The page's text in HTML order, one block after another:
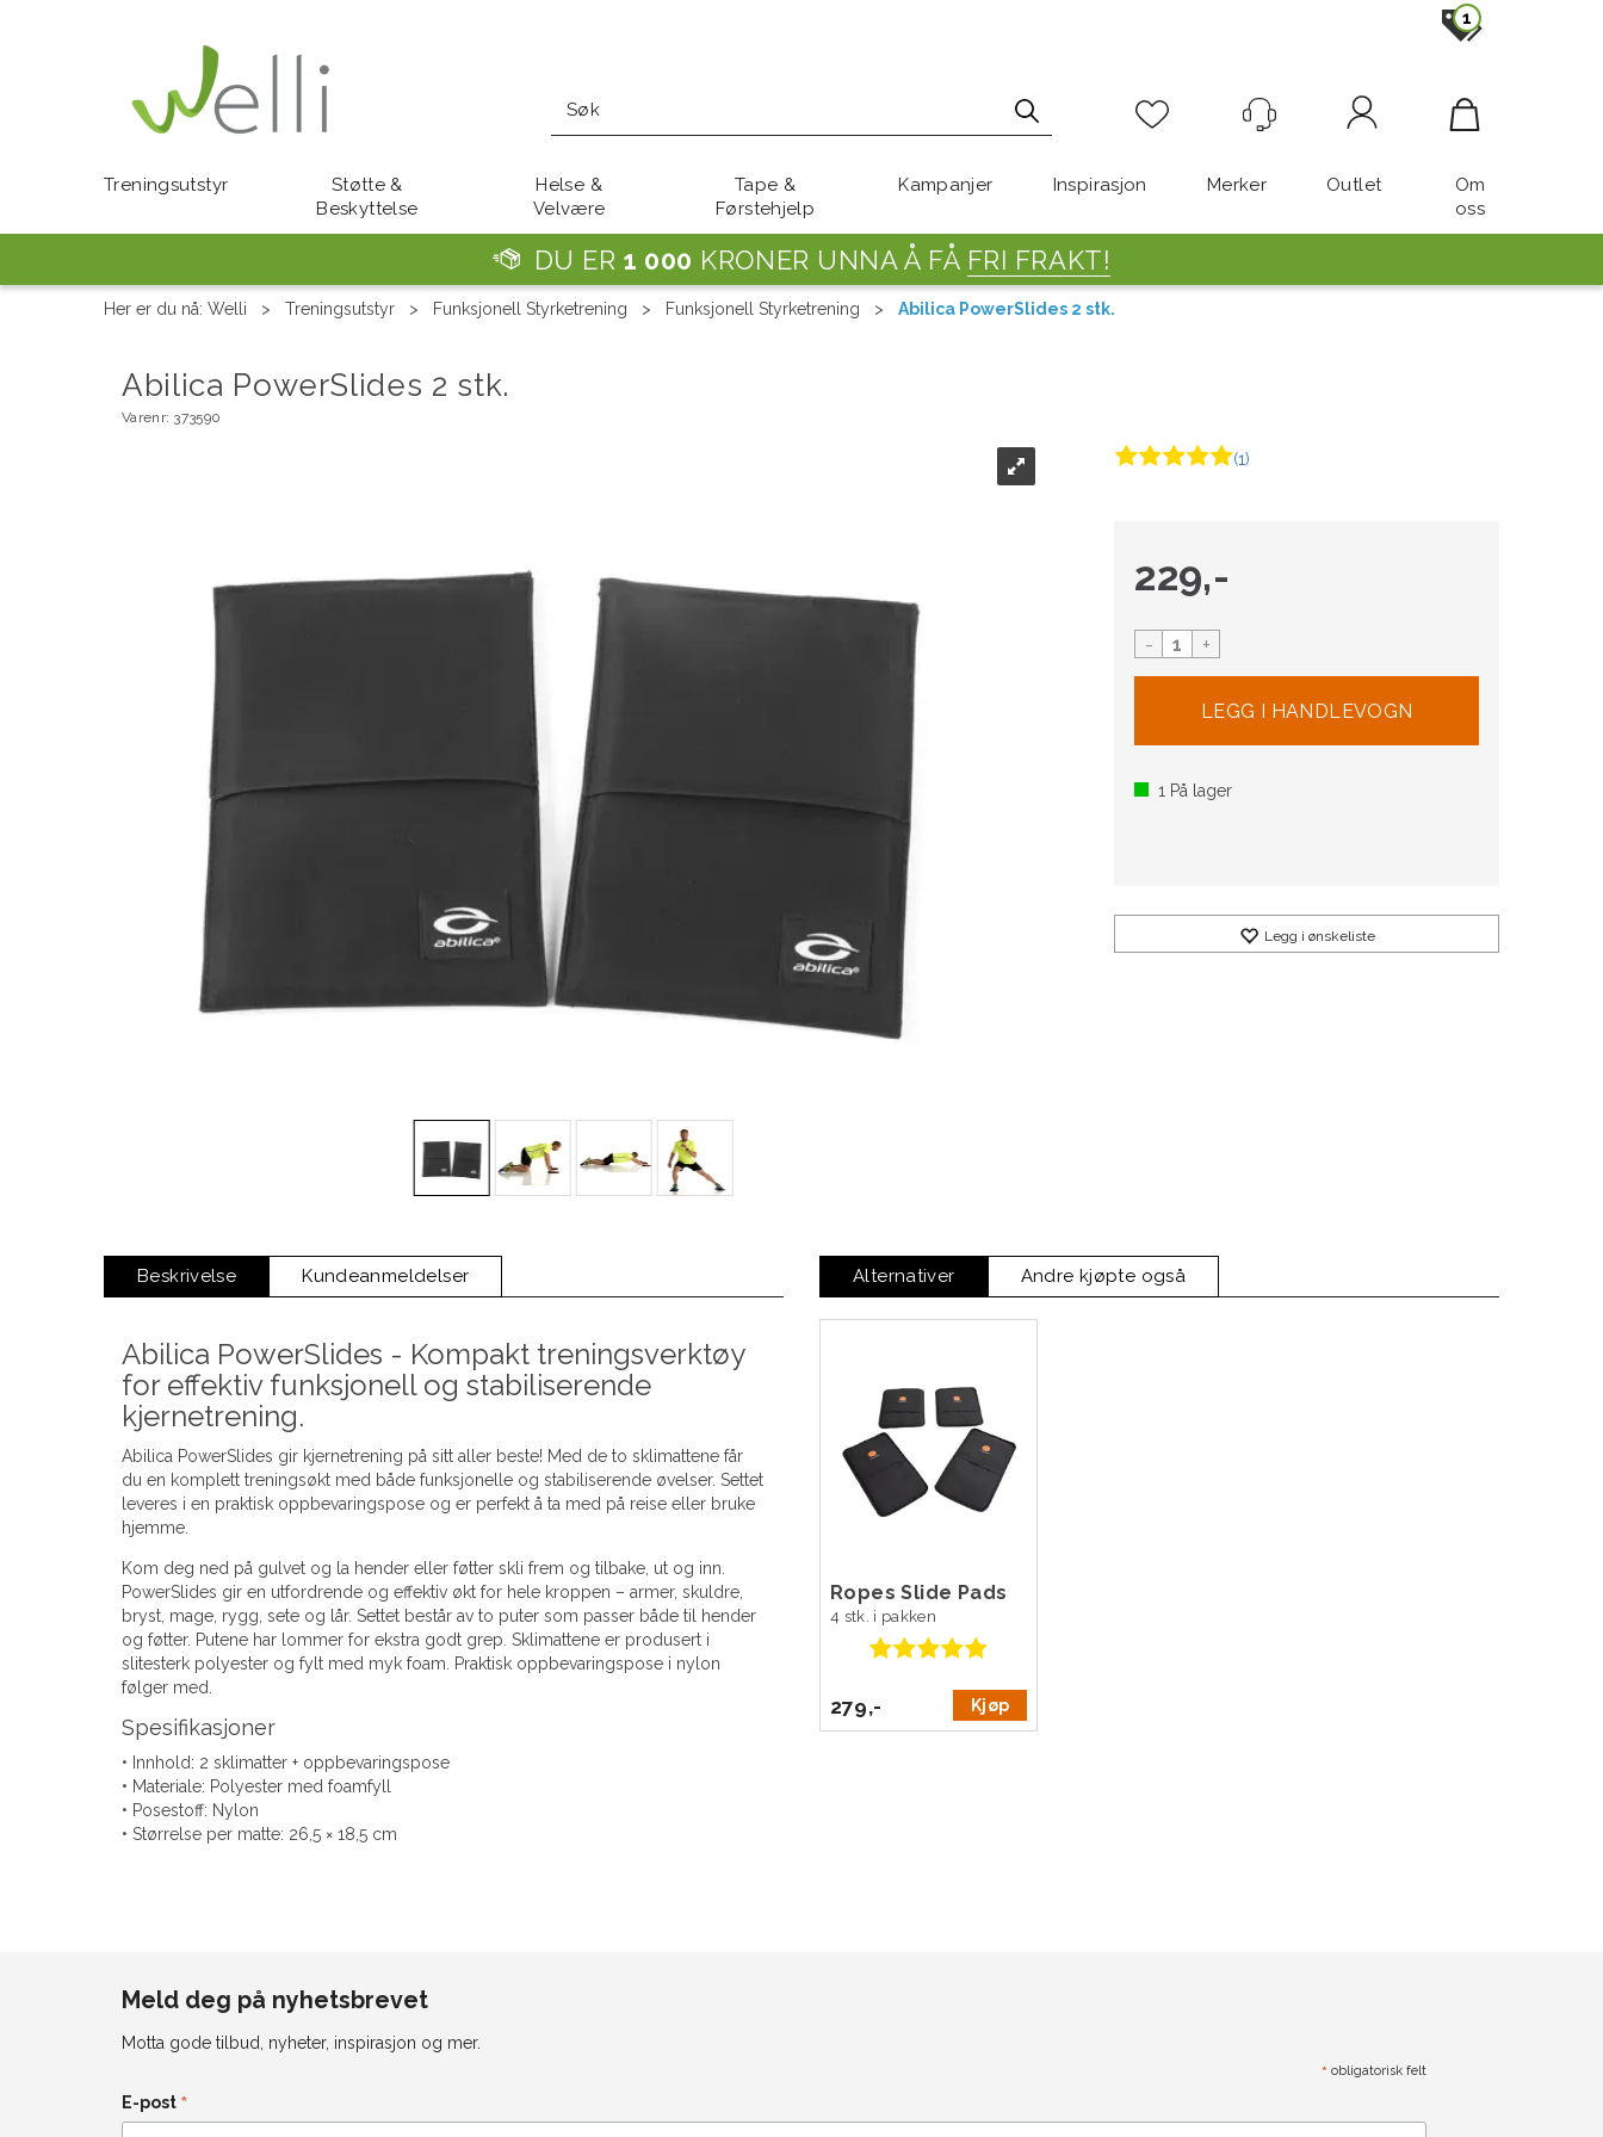
1
Treningsutstyr
Støtte &
Beskyttelse
Helse &
Velvære
Tape &
Førstehjelp
Kampanjer Inspirasjon Merker Outlet
Om
oss
DU ER1 000 KRONER UNNA Å FÅ FRI FRAKT!
Her er du nå: Welli > Treningsutstyr > Funksjonell Styrketrening > Funksjonell Styrketrening > Abilica PowerSlides 2 stk.
Abilica PowerSlides 2 stk.
Varenr: 373590
(1)
229,-
- +
1 På lager
Legg i ønskeliste
Beskrivelse Kundeanmeldelser
Abilica PowerSlides - Kompakt treningsverktøy
for effektiv funksjonell og stabiliserende
kjernetrening.
Abilica PowerSlides gir kjernetrening på sitt aller beste! Med de to sklimattene får
du en komplett treningsøkt med både funksjonelle og stabiliserende øvelser. Settet
leveres i en praktisk oppbevaringspose og er perfekt å ta med på reise eller bruke
hjemme.
Kom deg ned på gulvet og la hender eller føtter skli frem og tilbake, ut og inn.
PowerSlides gir en utfordrende og effektiv økt for hele kroppen – armer, skuldre,
bryst, mage, rygg, sete og lår. Settet består av to puter som passer både til hender
og føtter. Putene har lommer for ekstra godt grep. Sklimattene er produsert i
slitesterk polyester og fylt med myk foam. Praktisk oppbevaringspose i nylon
følger med.
Spesifikasjoner
• Innhold: 2 sklimatter + oppbevaringspose
• Materiale: Polyester med foamfyll
• Posestoff: Nylon
• Størrelse per matte: 26,5 × 18,5 cm
Alternativer Andre kjøpte også
Ropes Slide Pads
4 stk. i pakken
279,- Kjøp
Meld deg på nyhetsbrevet
Motta gode tilbud, nyheter, inspirasjon og mer.
* obligatorisk felt
E-post *